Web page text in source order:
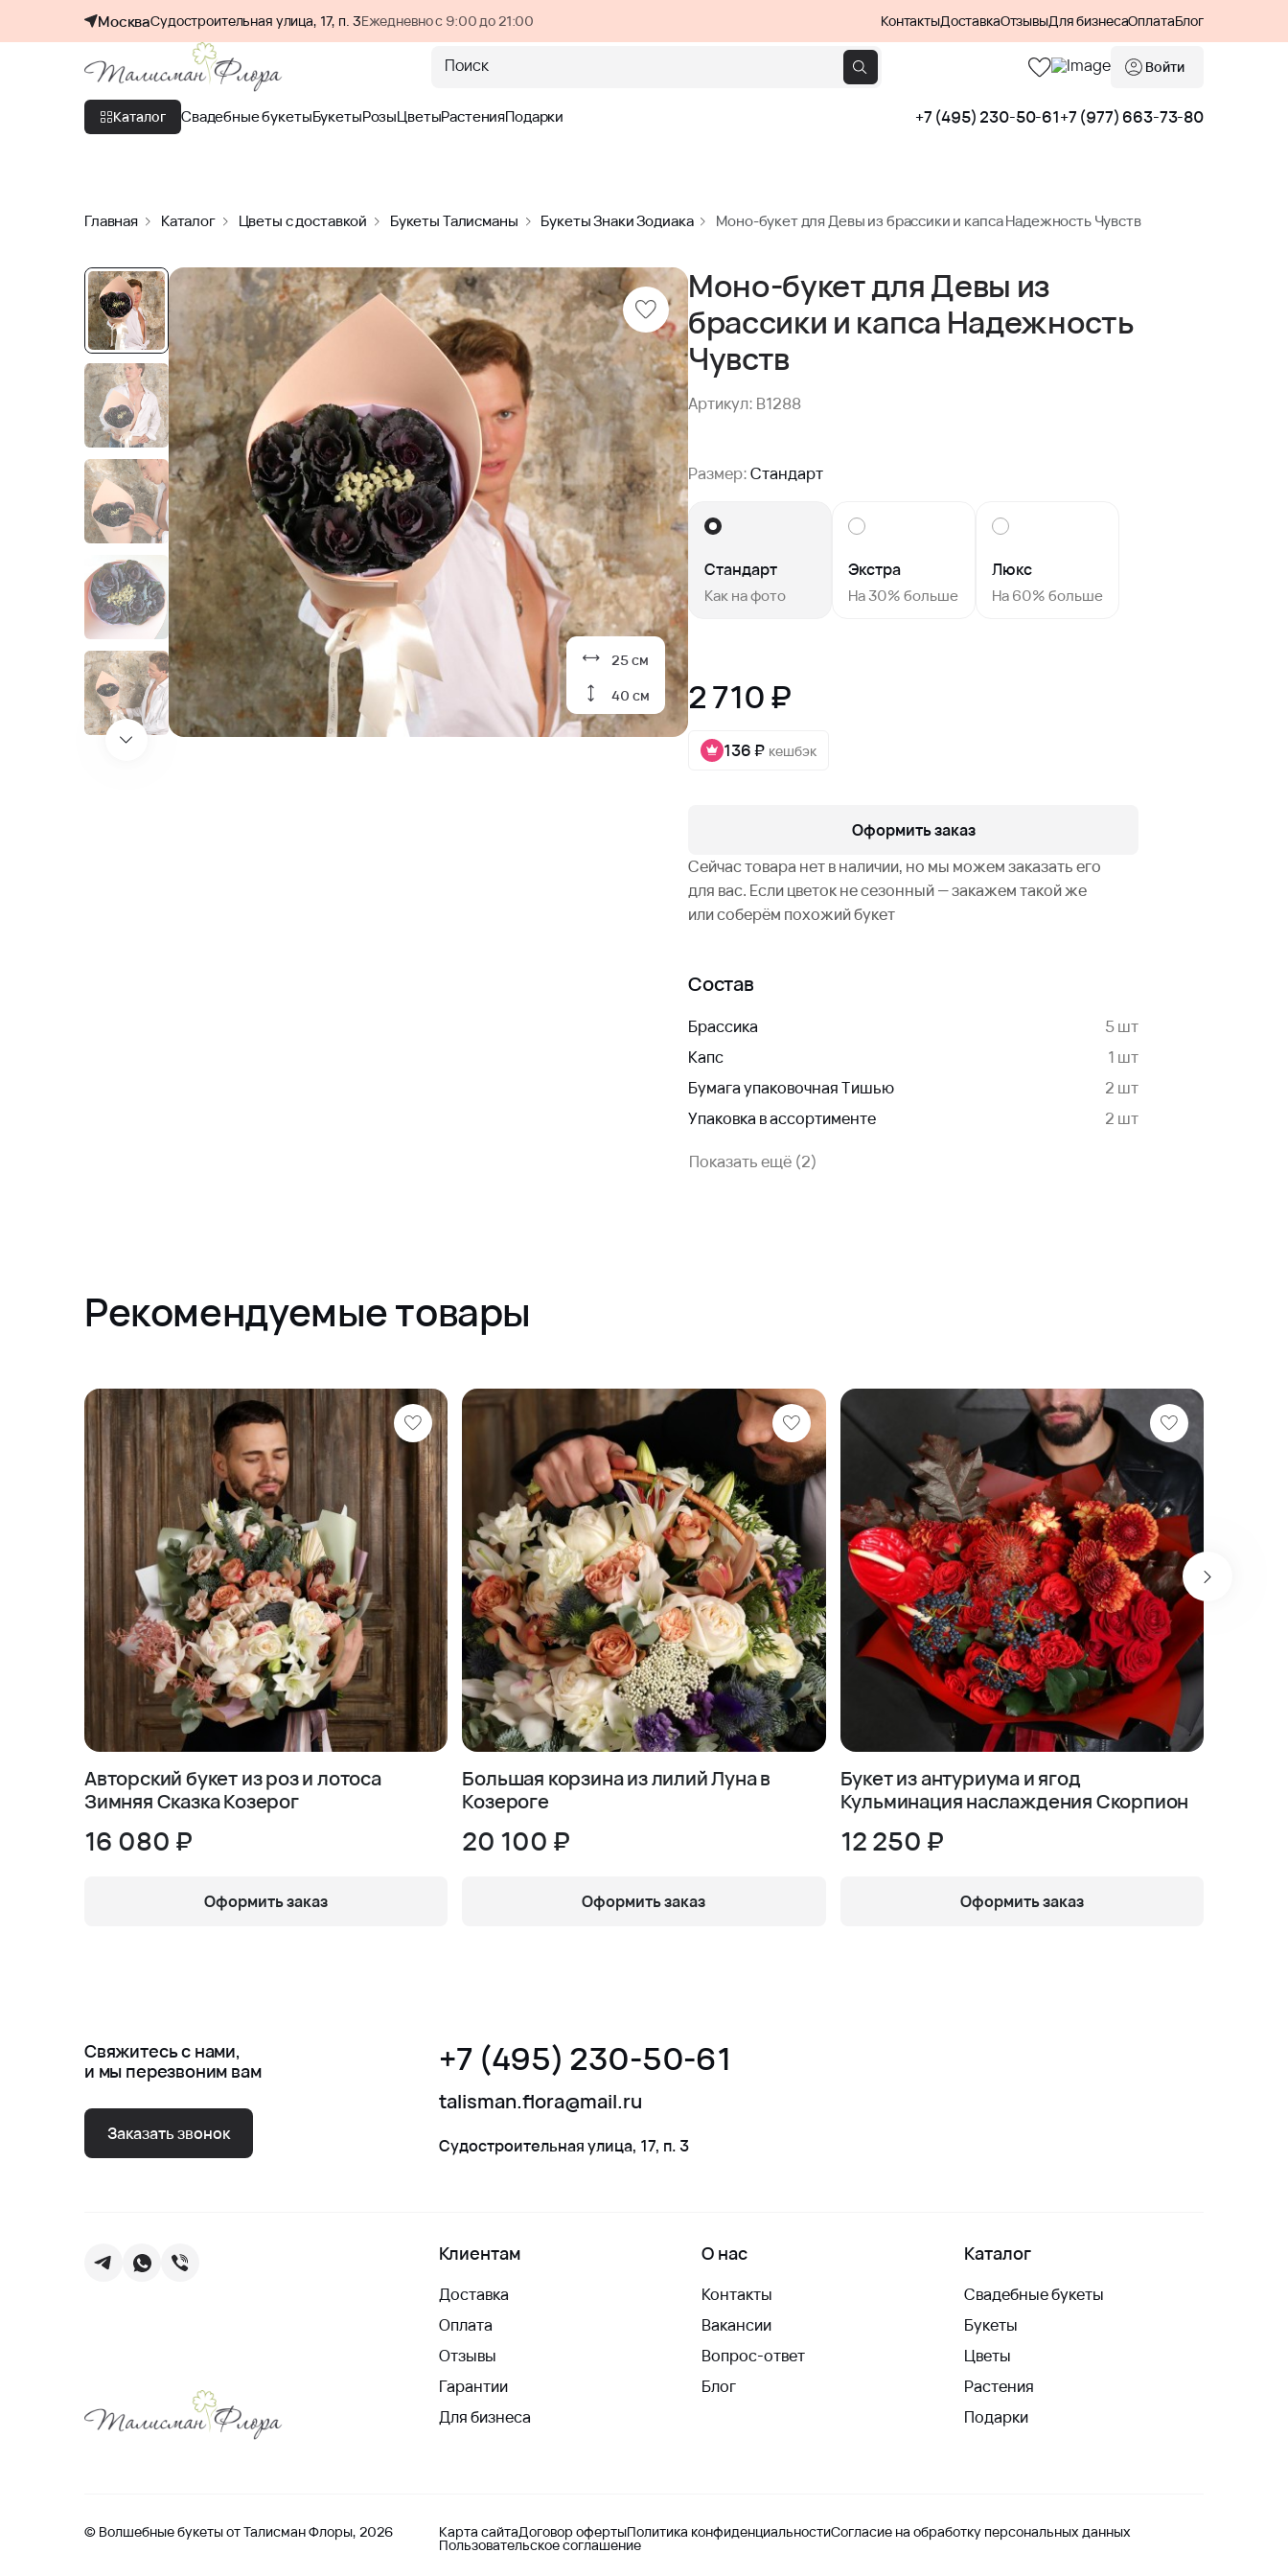
МоскваСудостроительная улица, 17, п. 3Ежедневно с 9:00 до 21:00 КонтактыДоставкаОтзывыДля бизнесаОплатаБлог
Поиск Войти
Каталог Свадебные букетыБукетыРозыЦветыРастенияПодарки +7 (495) 230-50-61+7 (977) 663-73-80
Главная Каталог Цветы с доставкой Букеты Талисманы Букеты Знаки Зодиака Моно-букет для Девы из брассики и капса Надежность Чувств
25 см
40 см
Моно-букет для Девы из
брассики и капса Надежность
Чувств
Артикул: B1288
Размер:Стандарт
Стандарт
Как на фото
Экстра
На 30% больше
Люкс
На 60% больше
2 710 ₽
136 ₽ кешбэк
Оформить заказ
Сейчас товара нет в наличии, но мы можем заказать его
для вас. Если цветок не сезонный — закажем такой же
или соберём похожий букет
Состав
Брассика
5 шт
Капс
1 шт
Бумага упаковочная Тишью
2 шт
Упаковка в ассортименте
2 шт
Показать ещё (2)
Рекомендуемые товары
Авторский букет из роз и лотоса
Зимняя Сказка Козерог
16 080 ₽
Оформить заказ
Большая корзина из лилий Луна в
Козероге
20 100 ₽
Оформить заказ
Букет из антуриума и ягод
Кульминация наслаждения Скорпион
12 250 ₽
Оформить заказ
Свяжитесь с нами,
и мы перезвоним вам
Заказать звонок
+7 (495) 230-50-61
talisman.flora@mail.ru
Судостроительная улица, 17, п. 3
Клиентам
Доставка
Оплата
Отзывы
Гарантии
Для бизнеса
О нас
Контакты
Вакансии
Вопрос-ответ
Блог
Каталог
Свадебные букеты
Букеты
Цветы
Растения
Подарки
© Волшебные букеты от Талисман Флоры, 2026 Карта сайтаДоговор офертыПолитика конфиденциальностиСогласие на обработку персональных данных
Пользовательское соглашение